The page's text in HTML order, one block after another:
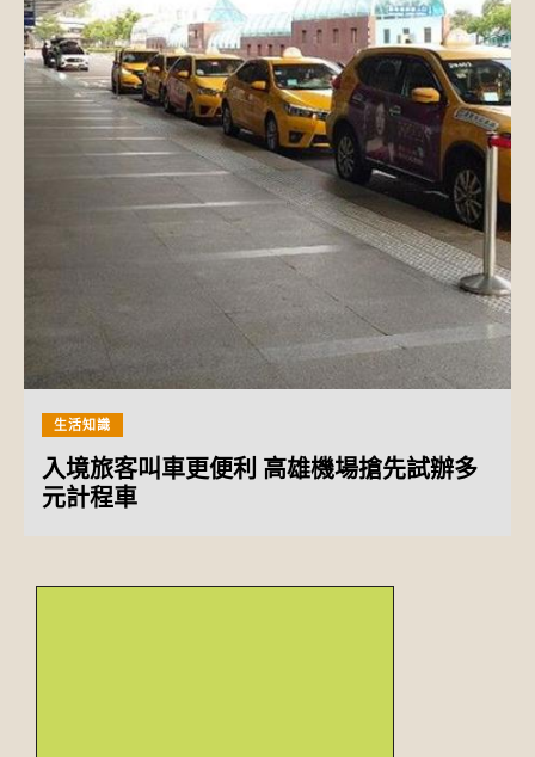
生活知識
入境旅客叫車更便利 高雄機場搶先試辦多
元計程車